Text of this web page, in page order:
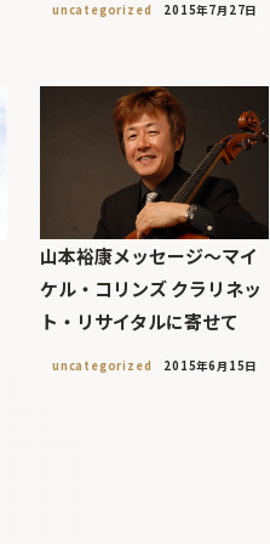
uncategorized 2015年7月27日
山本裕康メッセージ〜マイ
ケル・コリンズ クラリネッ
ト・リサイタルに寄せて
uncategorized 2015年6月15日